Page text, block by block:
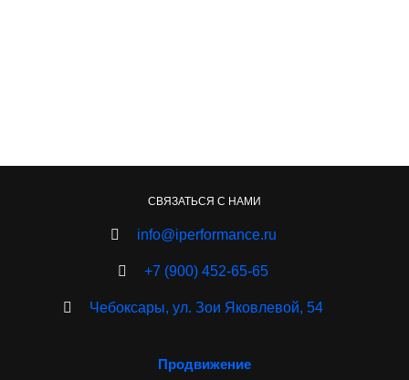
СВЯЗАТЬСЯ С НАМИ
info@iperformance.ru
+7 (900) 452-65-65
Чебоксары, ул. Зои Яковлевой, 54
Продвижение